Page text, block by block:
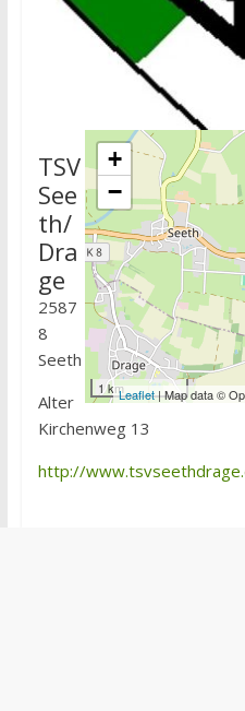
+
−
1 kmLeaflet| Map data ©
TSV
See
th/
Dra
ge
2587
8
Seeth
Alter
Kirchenweg 13
http://